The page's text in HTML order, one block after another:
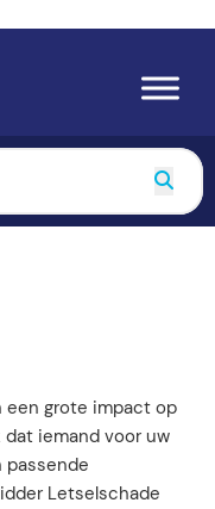
een grote impact op
iemand voor uw
passende
Letselschade